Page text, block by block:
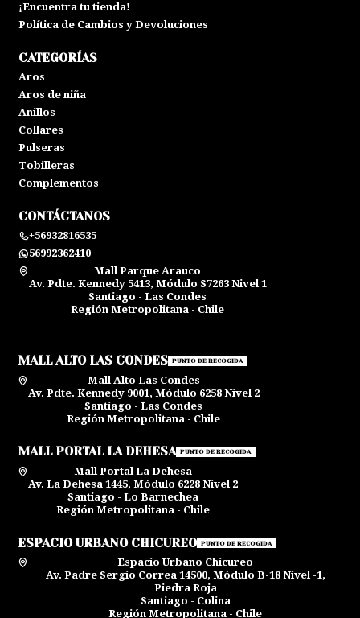
¡Encuentra tu tienda!
Política de Cambios y Devoluciones
CATEGORÍAS
Aros
Aros de niña
Anillos
Collares
Pulseras
Tobilleras
Complementos
CONTÁCTANOS
+56932816535
56992362410
Mall Parque Arauco
Av. Pdte. Kennedy 5413, Módulo S7263 Nivel 1
Santiago - Las Condes
Región Metropolitana - Chile
MALL ALTO LAS CONDES PUNTO DE RECOGIDA
Mall Alto Las Condes
Av. Pdte. Kennedy 9001, Módulo 6258 Nivel 2
Santiago - Las Condes
Región Metropolitana - Chile
MALL PORTAL LA DEHESA PUNTO DE RECOGIDA
Mall Portal La Dehesa
Av. La Dehesa 1445, Módulo 6228 Nivel 2
Santiago - Lo Barnechea
Región Metropolitana - Chile
ESPACIO URBANO CHICUREO PUNTO DE RECOGIDA
Espacio Urbano Chicureo
Av. Padre Sergio Correa 14500, Módulo B-18 Nivel -1,
Piedra Roja
Santiago - Colina
Región Metropolitana - Chile